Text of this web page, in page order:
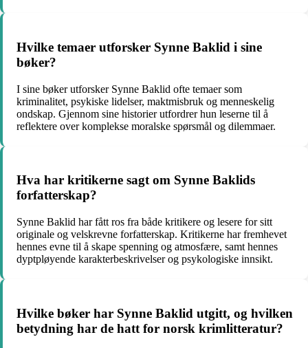
Hvilke temaer utforsker Synne Baklid i sine
bøker?
I sine bøker utforsker Synne Baklid ofte temaer som
kriminalitet, psykiske lidelser, maktmisbruk og menneskelig
ondskap. Gjennom sine historier utfordrer hun leserne til å
reflektere over komplekse moralske spørsmål og dilemmaer.
Hva har kritikerne sagt om Synne Baklids
forfatterskap?
Synne Baklid har fått ros fra både kritikere og lesere for sitt
originale og velskrevne forfatterskap. Kritikerne har fremhevet
hennes evne til å skape spenning og atmosfære, samt hennes
dyptpløyende karakterbeskrivelser og psykologiske innsikt.
Hvilke bøker har Synne Baklid utgitt, og hvilken
betydning har de hatt for norsk krimlitteratur?